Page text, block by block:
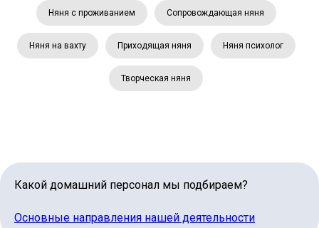
Няня с проживанием Сопровождающая няня
Няня на вахту Приходящая няня Няня психолог
Творческая няня
Какой домашний персонал мы подбираем?
Основные направления нашей деятельности